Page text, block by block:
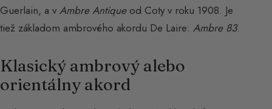
Guerlain, a v Ambre Antiqueod Coty v roku 1908. Je
tiež základom ambrového akordu De Laire: Ambre 83.
Klasický ambrový alebo
orientálny akord